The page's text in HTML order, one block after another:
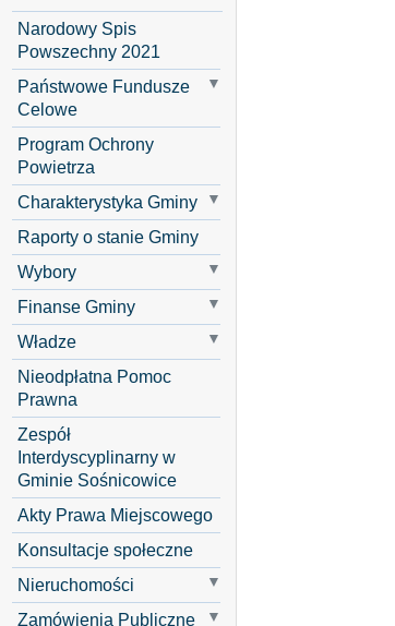
Narodowy Spis
Powszechny 2021
Państwowe Fundusze
Celowe
Program Ochrony
Powietrza
Charakterystyka Gminy
Raporty o stanie Gminy
Wybory
Finanse Gminy
Władze
Nieodpłatna Pomoc
Prawna
Zespół
Interdyscyplinarny w
Gminie Sośnicowice
Akty Prawa Miejscowego
Konsultacje społeczne
Nieruchomości
Zamówienia Publiczne